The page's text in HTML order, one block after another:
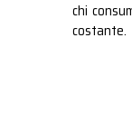
chi
costante.